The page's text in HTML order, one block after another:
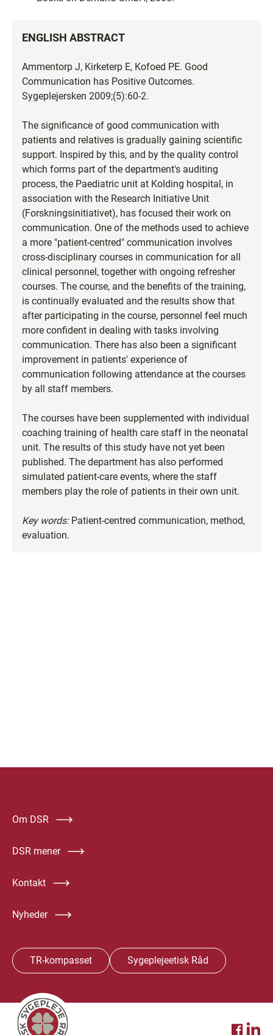
ENGLISH ABSTRACT
Ammentorp J, Kirketerp E, Kofoed PE. Good
Communication has Positive Outcomes.
Sygeplejersken 2009;(5):60-2.
The significance of good communication with
patients and relatives is gradually gaining scientific
support. Inspired by this, and by the quality control
which forms part of the department's auditing
process, the Paediatric unit at Kolding hospital, in
association with the Research Initiative Unit
(Forskningsinitiativet), has focused their work on
communication. One of the methods used to achieve
a more "patient-centred" communication involves
cross-disciplinary courses in communication for all
clinical personnel, together with ongoing refresher
courses. The course, and the benefits of the training,
is continually evaluated and the results show that
after participating in the course, personnel feel much
more confident in dealing with tasks involving
communication. There has also been a significant
improvement in patients' experience of
communication following attendance at the courses
by all staff members.
The courses have been supplemented with individual
coaching training of health care staff in the neonatal
unit. The results of this study have not yet been
published. The department has also performed
simulated patient-care events, where the staff
members play the role of patients in their own unit.
Key words:Patient-centred communication, method,
evaluation.
Om DSR
DSR mener
Kontakt
Nyheder
TR-kompasset Sygeplejeetisk Råd